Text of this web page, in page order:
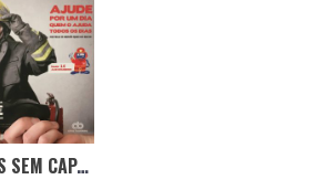
CAMPANHA “HERÓIS SEM CAPA” JÁ ANGARIOU QUASE 40,000€